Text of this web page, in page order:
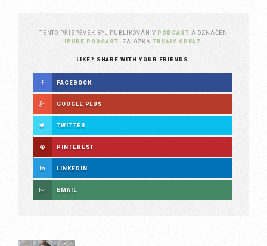
TENTO PŘÍSPĚVEK BYL PUBLIKOVÁN V PODCAST A OZNAČEN
IPURE PODCAST . ZÁLOŽKATRVALÝ ODKAZ
LIKE? SHARE WITH YOUR FRIENDS.
FACEBOOK
GOOGLE PLUS
TWITTER
PINTEREST
LINKEDIN
EMAIL